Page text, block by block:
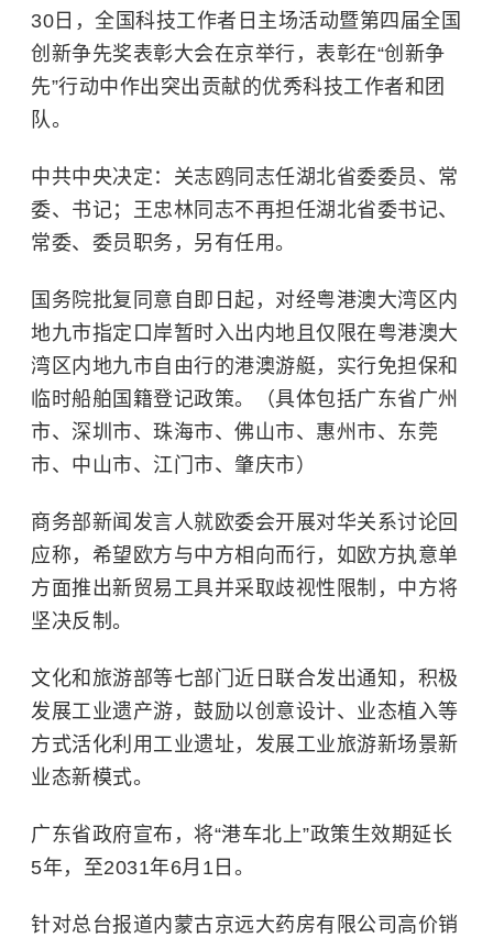
30日，全国科技工作者日主场活动暨第四届全国
创新争先奖表彰大会在京举行，表彰在“创新争
先”行动中作出突出贡献的优秀科技工作者和团
队。
中共中央决定：关志鸥同志任湖北省委委员、常
委、书记；王忠林同志不再担任湖北省委书记、
常委、委员职务，另有任用。
国务院批复同意自即日起，对经粤港澳大湾区内
地九市指定口岸暂时入出内地且仅限在粤港澳大
湾区内地九市自由行的港澳游艇，实行免担保和
临时船舶国籍登记政策。
（具体包括广东省广州
市、深圳市、珠海市、佛山市、惠州市、东莞
市、中山市、江门市、肇庆市）
商务部新闻发言人就欧委会开展对华关系讨论回
应称，希望欧方与中方相向而行，如欧方执意单
方面推出新贸易工具并采取歧视性限制，中方将
坚决反制。
文化和旅游部等七部门近日联合发出通知，积极
发展工业遗产游，鼓励以创意设计、业态植入等
方式活化利用工业遗址，发展工业旅游新场景新
业态新模式。
广东省政府宣布，将“港车北上”政策生效期延长
5年，至2031年6月1日。
针对总台报道内蒙古京远大药房有限公司高价销